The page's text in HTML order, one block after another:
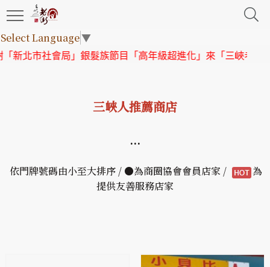
Select Language▼
北市社會局」銀髮族節目「高年級超進化」來「三峽老街」取
三峽人推薦商店
...
依門牌號碼由小至大排序 / ●為商圈協會會員店家 /
為
提供友善服務店家